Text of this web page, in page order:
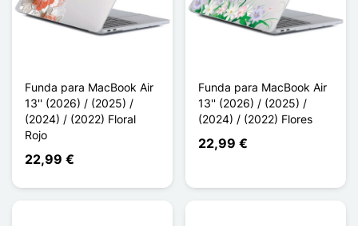
Funda para MacBook Air
13'' (2026) / (2025) /
(2024) / (2022) Floral
Rojo
22,99 €
Funda para MacBook Air
13'' (2026) / (2025) /
(2024) / (2022) Flores
22,99 €